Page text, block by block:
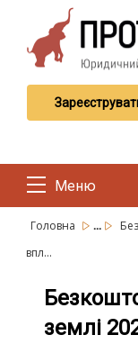
Меню
Головна ...
впл...
землі